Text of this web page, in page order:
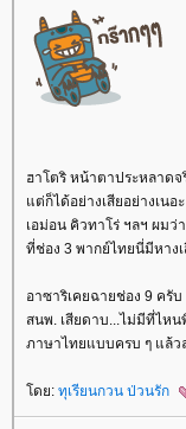
ฮาโตริ หน้าตาประหลาดจ
ต่ก็ได้อย่างเสียอย่างเนอ
เอม่อน คิวทาโร่ ฯลฯ ผม
ที่ช่อง 3 พากย์ไทยนี่มีหาง
อาซาริเคยฉายช่อง 9 ค
สนพ. เสียดาบ...ไม่มีที่ไหน
ภาษาไทยแบบครบ ๆ แล้ว
ดย: ทุเรียนกวน ป่วนรัก